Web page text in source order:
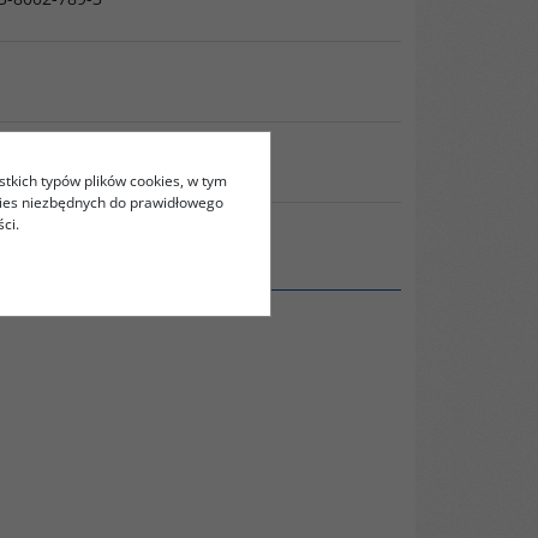
typów plików cookies, w tym
niezbędnych do prawidłowego